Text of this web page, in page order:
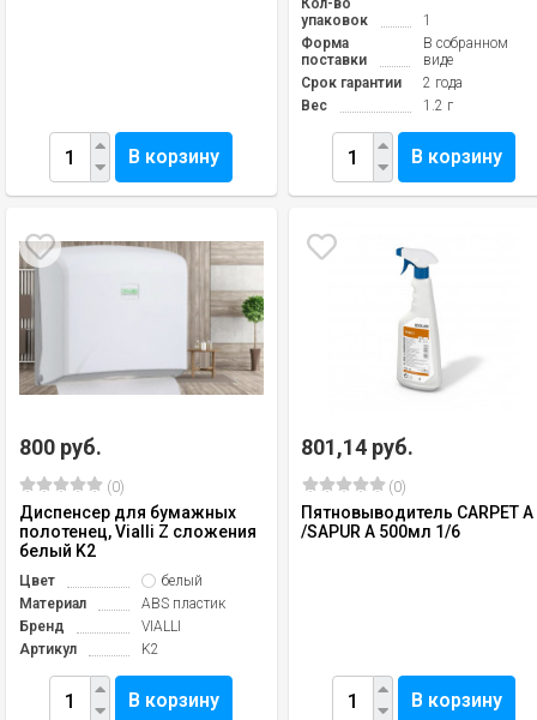
В корзину
Кол-во
упаковок
1
Форма
поставки
В собранном
виде
Срок гарантии
2 года
Вес
1.2 г
В корзину
800 руб.
(0)
Диспенсер для бумажных
полотенец, Vialli Z сложения
белый K2
Цвет
белый
Материал
ABS пластик
Бренд
VIALLI
Артикул
K2
В корзину
801,14 руб.
(0)
Пятновыводитель CARPET A
/SAPUR A 500мл 1/6
В корзину